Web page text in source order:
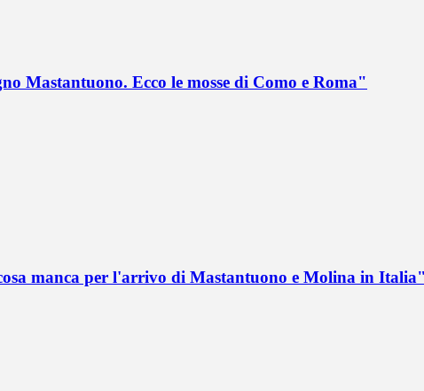
Mastantuono. Ecco le mosse di Como e Roma"
manca per l'arrivo di Mastantuono e Molina in